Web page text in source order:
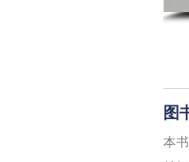
图
本